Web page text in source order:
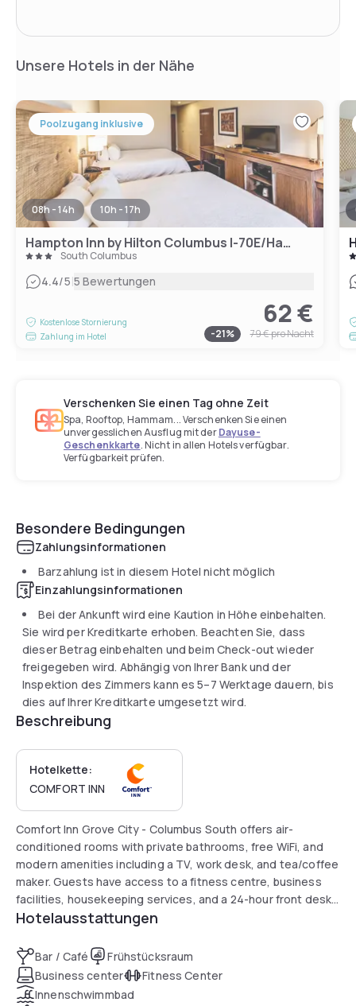
Unsere Hotels in der Nähe
Poolzugang inklusive
08h - 14h 10h - 17h
Hampton Inn by Hilton Columbus I-70E/Hamilton Rd.
South Columbus
4.4/5|5 Bewertungen
Kostenlose Stornierung
Zahlung im Hotel
62 €
-21% 79 €pro Nacht
Verschenken Sie einen Tag ohne Zeit
Spa, Rooftop, Hammam... Verschenken Sie einen
unvergesslichen Ausflug mit derDayuse-
Geschenkkarte. Nicht in allen Hotels verfügbar.
Verfügbarkeit prüfen.
Besondere Bedingungen
Zahlungsinformationen
Barzahlung ist in diesem Hotel nicht möglich
Einzahlungsinformationen
Bei der Ankunft wird eine Kaution in Höhe einbehalten.
Sie wird per Kreditkarte erhoben. Beachten Sie, dass
dieser Betrag einbehalten und beim Check-out wieder
freigegeben wird. Abhängig von Ihrer Bank und der
Inspektion des Zimmers kann es 5–7 Werktage dauern, bis
dies auf Ihrer Kreditkarte umgesetzt wird.
Beschreibung
Hotelkette:
COMFORT INN
Comfort Inn Grove City - Columbus South offers air-
conditioned rooms with private bathrooms, free WiFi, and
modern amenities including a TV, work desk, and tea/coffee
maker. Guests have access to a fitness centre, business
facilities, housekeeping services, and a 24-hour front desk.
Conveniently located 19 km from Rickenbacker International
Theater, and the Columbus Museum of Art. A practical
choice for travellers seeking comfort and value near the
city’s main attractions.
Hotelausstattungen
Bar / Café
Frühstücksraum
Business center
Fitness Center
Innenschwimmbad